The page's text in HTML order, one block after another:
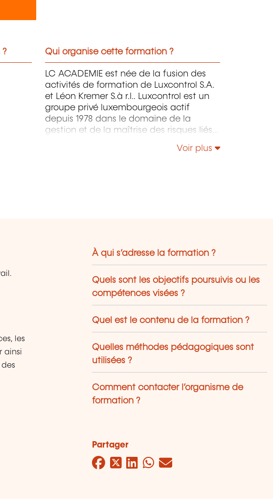
? Qui organise cette formation ?
LC ACADEMIE est née de la fusion des
activités de formation de Luxcontrol S.A.
et Léon Kremer S.à r.l.. Luxcontrol est un
groupe privé luxembourgeois actif
depuis 1978 dans le domaine de la
gestion et de la maîtrise des risques liés
Voir plus
les
ainsi
À qui s’adresse la formation ?
Quels sont les objectifs poursuivis ou les
compétences visées ?
Quel est le contenu de la formation ?
Quelles méthodes pédagogiques sont
utilisées ?
Comment contacter l’organisme de
formation ?
Partager
Facebook
Twitter
LinkedIn
WhatsApp
Mail